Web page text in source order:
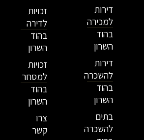
דירות
למכירה
בהוד
השרון
דירות
להשכרה
בהוד
השרון
בתים
להשכרה
זכויות
לדירה
בהוד
השרון
זכויות
למסחר
בהוד
השרון
צרו
קשר